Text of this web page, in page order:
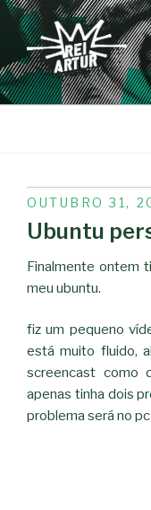
Saltar
para
conteúdo
REI-
PUBLICADO
EM
OUTUBRO 31,
Ubuntu
Finalmente ontem
meu ubuntu.
fiz um pequeno
está muito fluido,
screencast como
apenas tinha dois
problema será no pc